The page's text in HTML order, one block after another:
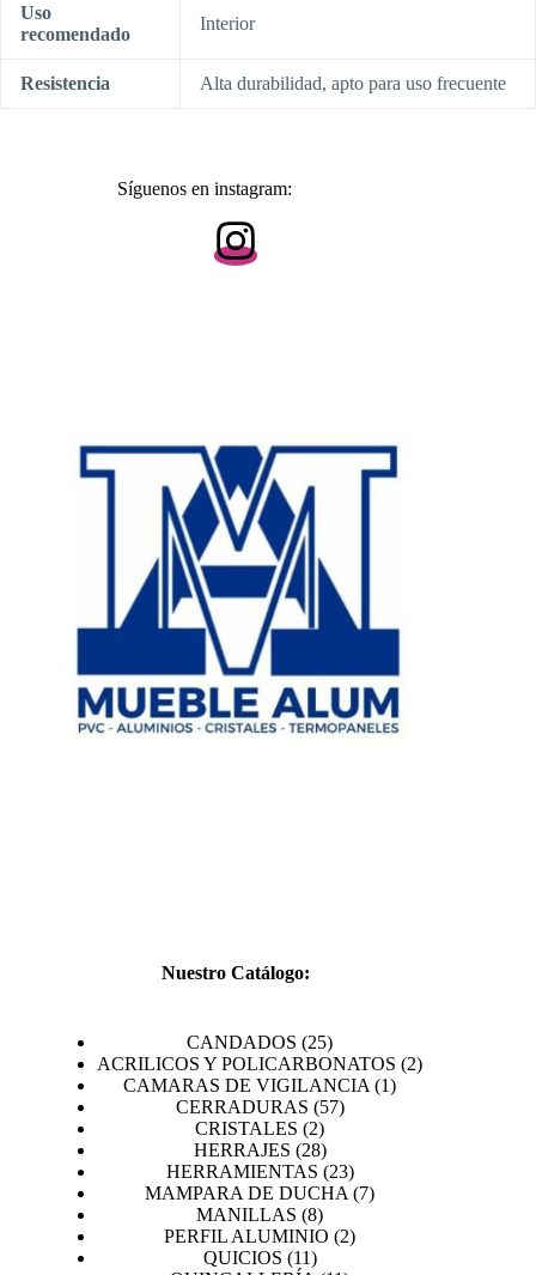
Uso
recomendado
Interior
Resistencia Alta durabilidad, apto para uso frecuente
Síguenos en instagram:
Nuestro Catálogo:
CANDADOS 2525
productos
ACRILICOS Y POLICARBONATOS 22
CAMARAS DE VIGILANCIA 11
CERRADURAS 5757
CRISTALES 22
productos
HERRAJES 2828
productos
HERRAMIENTAS 2323
productos
MAMPARA DE DUCHA 77
MANILLAS 88
productos
PERFIL ALUMINIO 22
QUICIOS 1111